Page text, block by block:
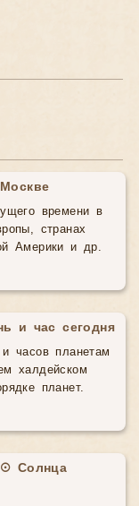
времени в
странах
Америки и др.
и час сегодня
часов планетам
халдейском
планет.
Солнца